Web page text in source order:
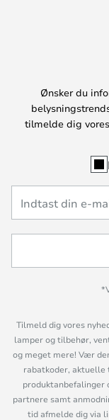
Ønsker du
tilmelde dig
Tilmeld dig vores
lamper og tilbehør,
og meget mere! Vær
rabatkoder, aktuelle
produktanbefalinger
partnere samt
tid afmelde dig via